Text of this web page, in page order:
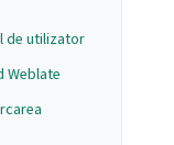
de utilizator
Weblate